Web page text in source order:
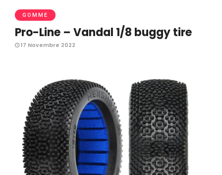
GOMME
Pro-Line – Vandal 1/8 buggy tire
17 Novembre 2022